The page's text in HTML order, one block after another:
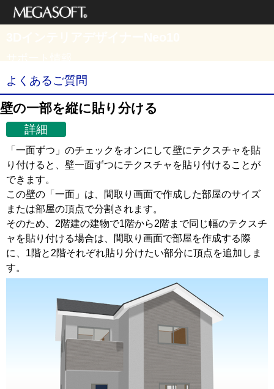
よくあるご質問
壁の一部を縦に貼り分ける
詳細
「一面ずつ」のチェックをオンにして壁にテクスチャを貼
り付けると、壁一面ずつにテクスチャを貼り付けることが
できます。
この壁の「一面」は、間取り画面で作成した部屋のサイズ
または部屋の頂点で分割されます。
そのため、2階建の建物で1階から2階まで同じ幅のテクスチ
ャを貼り付ける場合は、間取り画面で部屋を作成する際
に、1階と2階それぞれ貼り分けたい部分に頂点を追加しま
す。